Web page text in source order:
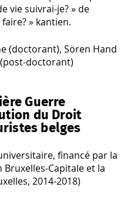
vie suivrai-je? » de
» kantien.
(doctorant), Sören Hand
doctorant)
Guerre
du Droit
belges
financé par la
Bruxelles-Capitale et la
2014-2018)